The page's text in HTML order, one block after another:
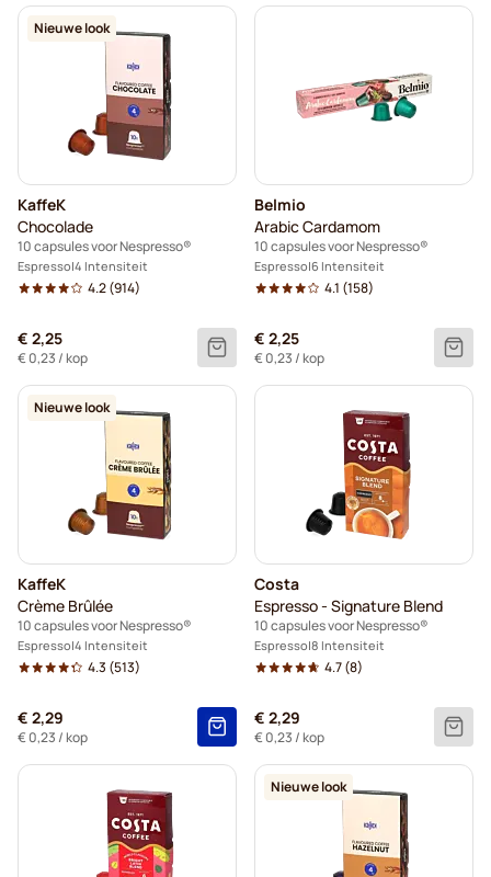
Nieuwe look
KaffeK
Chocolade
10 capsules voor Nespresso®
Espresso 4 Intensiteit
4.2(914)
€ 2,25
€ 0,23 / kop
Belmio
Arabic Cardamom
10 capsules voor Nespresso®
Espresso 6 Intensiteit
4.1 (158)
€ 2,25
€ 0,23 / kop
Nieuwe look
KaffeK
Crème Brûlée
10 capsules voor Nespresso®
Espresso 4 Intensiteit
4.3 (513)
€ 2,29
€ 0,23 / kop
Costa
Espresso - Signature Blend
10 capsules voor Nespresso®
Espresso 8 Intensiteit
4.7(8)
€ 2,29
€ 0,23 / kop
Nieuwe look